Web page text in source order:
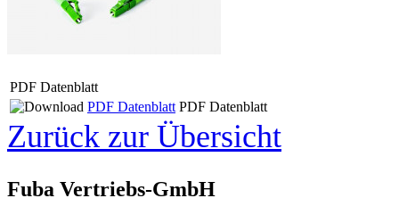
PDF Datenblatt
PDF Datenblatt PDF Datenblatt
Zurück zur Übersicht
Fuba Vertriebs-GmbH